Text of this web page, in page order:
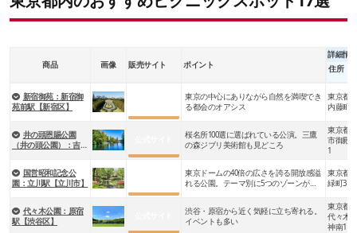
商品 画像 販売サイト ポイント
詳細情
住所
新宿御苑：新宿御
苑前駅【新宿区】
東京の中心にありながら自然を満喫でき
る都会のオアシス
東京都
内藤町11
井の頭恩賜公園
（井の頭公園）：吉祥
桜名所100選に選ばれている公演。三鷹
の森ジブリ美術館も見どころ
東京都
市御殿
1
国営昭和記念公
園：立川駅【立川市】
東京ドームの40倍の広さを誇る開放感溢
れる公園。テーマ別に5つのゾーンがあ
東京都
緑町3173
代々木公園：原宿
駅【渋谷区】
渋谷・原宿から近く気軽に立ち寄れる。
イベントも多い
東京都
代々木
神南1・